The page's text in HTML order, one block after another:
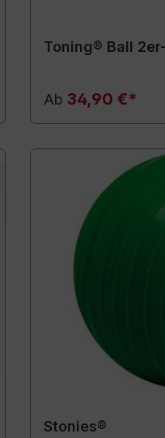
Toning® Ball
Ab 34,90 €*
Stonies®